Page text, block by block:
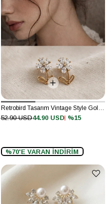
Retrobird Tasarım Vintage Style Gold Renkli Küpe
%15
44.90 USD
52.90 USD
%70'E VARAN İNDİRİM